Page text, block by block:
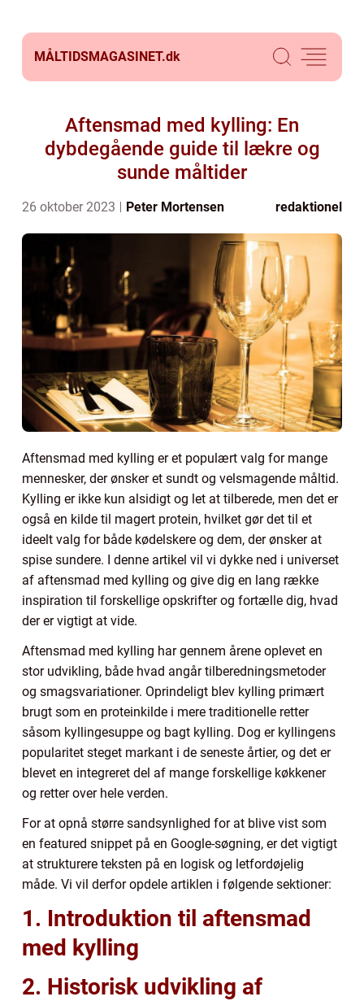
MÅLTIDSMAGASINET.dk
Aftensmad med kylling: En
dybdegående guide til lækre og
sunde måltider
26 oktober 2023 Peter Mortensen redaktionel
Aftensmad med kylling er et populært valg for mange
mennesker, der ønsker et sundt og velsmagende måltid.
Kylling er ikke kun alsidigt og let at tilberede, men det er
også en kilde til magert protein, hvilket gør det til et
ideelt valg for både kødelskere og dem, der ønsker at
spise sundere. I denne artikel vil vi dykke ned i universet
af aftensmad med kylling og give dig en lang række
inspiration til forskellige opskrifter og fortælle dig, hvad
der er vigtigt at vide.
Aftensmad med kylling har gennem årene oplevet en
stor udvikling, både hvad angår tilberedningsmetoder
og smagsvariationer. Oprindeligt blev kylling primært
brugt som en proteinkilde i mere traditionelle retter
såsom kyllingesuppe og bagt kylling. Dog er kyllingens
popularitet steget markant i de seneste årtier, og det er
blevet en integreret del af mange forskellige køkkener
og retter over hele verden.
For at opnå større sandsynlighed for at blive vist som
en featured snippet på en Google-søgning, er det vigtigt
at strukturere teksten på en logisk og letfordøjelig
måde. Vi vil derfor opdele artiklen i følgende sektioner:
1. Introduktion til aftensmad
med kylling
2. Historisk udvikling af